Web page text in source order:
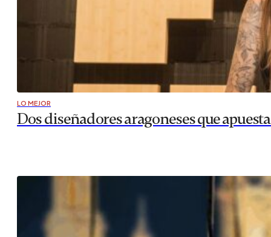
LO MEJOR
Dos diseñadores aragoneses que